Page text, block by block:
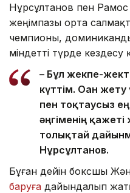
Нұрсұлтанов пен
жеңімпазы орта
чемпионы,
міндетті түрде
– Бұл жекпе-
күттім. Оған
пен тоқтаусыз
әңгіменің
толықтай
Нұрсұлтанов.
Бұған дейін боксшы
баруға дайындалып